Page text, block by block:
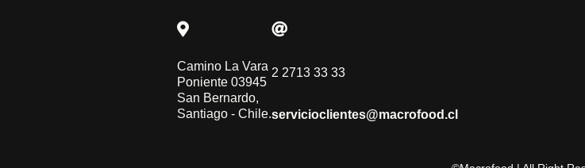
Camino La Vara
Poniente 03945
San Bernardo,
Santiago - Chile.
2 2713 33 33
servicioclientes@macrofood.cl